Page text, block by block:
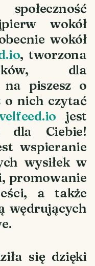
wokół
wokół
, tworzona
dla
na piszesz o
o nich czytać
jest
dla Ciebie!
wspieranie
wysiłek w
promowanie
a także
wędrujących
się dzięki